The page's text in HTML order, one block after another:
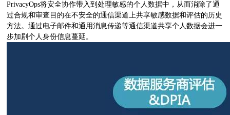
PrivacyOps将安全协作带入到处理敏感的个人数据中，从而消除了通
过合规和审查目的在不安全的通信渠道上共享敏感数据和评估的历史
方法。通过电子邮件和通用消息传递等通信渠道共享个人数据会进一
步加剧个人身份信息蔓延。